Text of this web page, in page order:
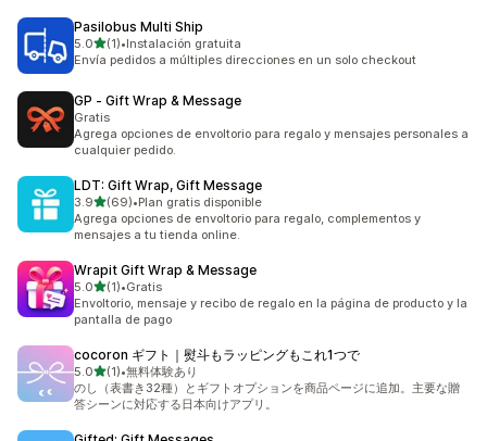
Pasilobus Multi Ship
5.0de 5 estrellas
(1)
1 reseñas en total
•Instalación gratuita
Envía pedidos a múltiples direcciones en un solo checkout
GP ‑ Gift Wrap & Message
Gratis
Agrega opciones de envoltorio para regalo y mensajes personales a
cualquier pedido.
LDT: Gift Wrap, Gift Message
3.9de 5 estrellas
(69)
69 reseñas en total
•Plan gratis disponible
Agrega opciones de envoltorio para regalo, complementos y
mensajes a tu tienda online.
Wrapit Gift Wrap & Message
5.0de 5 estrellas
(1)
1 reseñas en total
•Gratis
Envoltorio, mensaje y recibo de regalo en la página de producto y la
pantalla de pago
cocoron ギフト｜熨斗もラッピングもこれ1つで
5.0de 5 estrellas
(1)
1 reseñas en total
•無料体験あり
のし（表書き32種）とギフトオプションを商品ページに追加。主要な贈
答シーンに対応する日本向けアプリ。